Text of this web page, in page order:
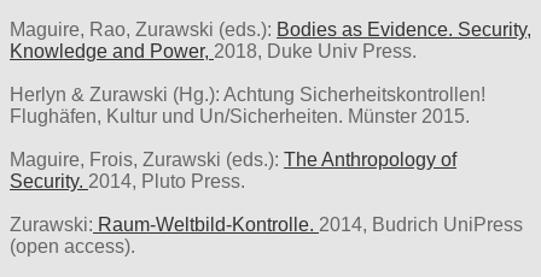
Maguire, Rao, Zurawski (eds.): Bodies as Evidence. Security,
Knowledge and Power, 2018, Duke Univ Press.
Herlyn & Zurawski (Hg.): Achtung Sicherheitskontrollen!
Flughäfen, Kultur und Un/Sicherheiten. Münster 2015.
Maguire, Frois, Zurawski (eds.): The Anthropology of
Security. 2014, Pluto Press.
Zurawski: Raum-Weltbild-Kontrolle. 2014, Budrich UniPress
(open access).